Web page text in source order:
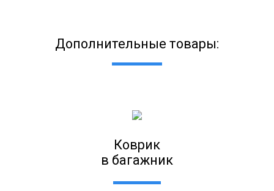
Дополнительные товары:
Коврик
в багажник